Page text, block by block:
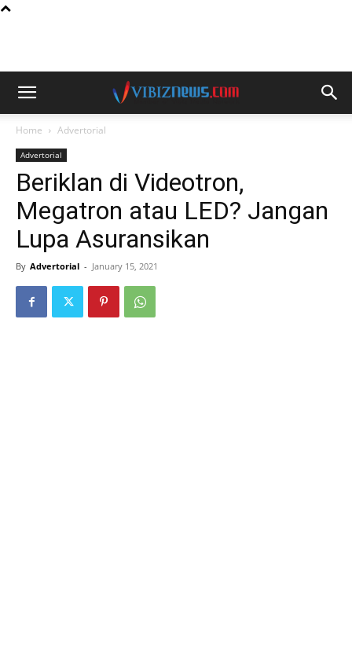
Home Advertorial
Advertorial
Beriklan di Videotron,
Megatron atau LED? Jangan
Lupa Asuransikan
By Advertorial - January 15, 2021